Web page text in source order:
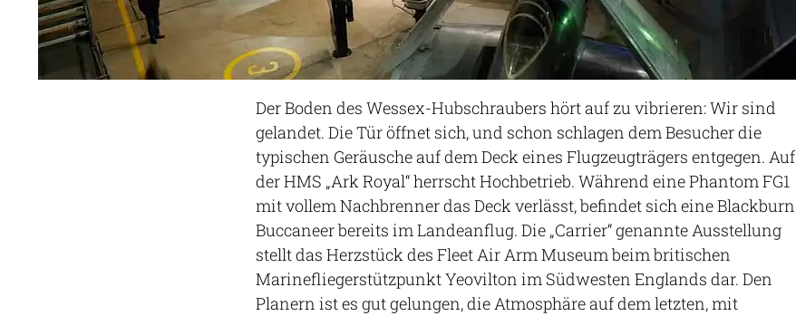
Der Boden des Wessex-Hubschraubers hört auf zu vibrieren: Wir sind
gelandet. Die Tür öffnet sich, und schon schlagen dem Besucher die
typischen Geräusche auf dem Deck eines Flugzeugträgers entgegen. Auf
der HMS „Ark Royal“ herrscht Hochbetrieb. Während eine Phantom FG1
mit vollem Nachbrenner das Deck verlässt, befindet sich eine Blackburn
Buccaneer bereits im Landeanflug. Die „Carrier“ genannte Ausstellung
stellt das Herzstück des Fleet Air Arm Museum beim britischen
Marinefliegerstützpunkt Yeovilton im Südwesten Englands dar. Den
Planern ist es gut gelungen, die Atmosphäre auf dem letzten, mit